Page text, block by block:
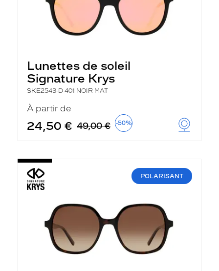
Lunettes de soleil
Signature Krys
SKE2543-D 401 NOIR MAT
À partir de
24,50 € 49,00 € -50%
POLARISANT